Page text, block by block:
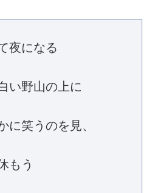
夜になる
い野山の上に
に笑うのを見、
もう